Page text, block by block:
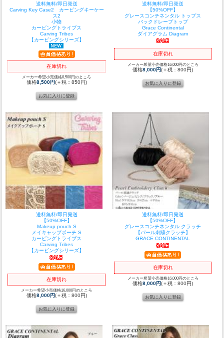
送料無料/即日発送
Carving Key Case2 カービングキーケー
ス2
小物
カービングトライブス
Carving Tribes
【カービングシリーズ】
在庫切れ
メーカー希望小売価格8,500円のところ
価格8,500円(＋税：850円)
送料無料/即日発送
【50%OFF】
グレースコンチネンタル トップス
バックドレープトップ
Grace Continental
ダイアグラム Diagram
在庫切れ
メーカー希望小売価格16,000円のところ
価格8,000円(＋税：800円)
送料無料/即日発送
【50%OFF】
Makeup pouch S
メイキャップポーチ S
カービングトライブス
Carving Tribes
【カービングシリーズ】
在庫切れ
メーカー希望小売価格16,000円のところ
価格8,000円(＋税：800円)
送料無料/即日発送
【50%OFF】
グレースコンチネンタル クラッチ
【パール刺繍クラッチ】
GRACE CONTINENTAL
在庫切れ
メーカー希望小売価格16,000円のところ
価格8,000円(＋税：800円)